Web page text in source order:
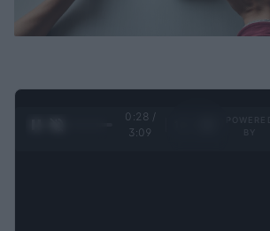
0:29 /
3:09